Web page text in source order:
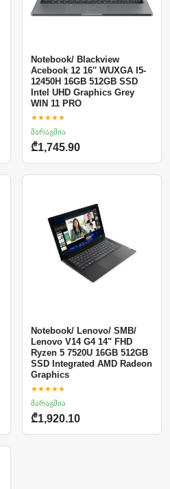
Notebook/ Blackview
Acebook 12 16'' WUXGA I5-
12450H 16GB 512GB SSD
Intel UHD Graphics Grey
WIN 11 PRO
★★★★★
მარაგშია
₾1,745.90
Notebook/ Lenovo/ SMB/
Lenovo V14 G4 14" FHD
Ryzen 5 7520U 16GB 512GB
SSD Integrated AMD Radeon
Graphics
★★★★★
მარაგშია
₾1,920.10